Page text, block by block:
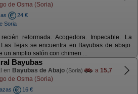
de Osma (Soria)
24 €
Soria
reformada. Acogedora. Impecable. La
Tejas se encuentra en Bayubas de abajo.
un amplio salón con chimen ...
Bayubas
en Bayubas de Abajo (Soria) a 15,7
de Osma (Soria)
16 €